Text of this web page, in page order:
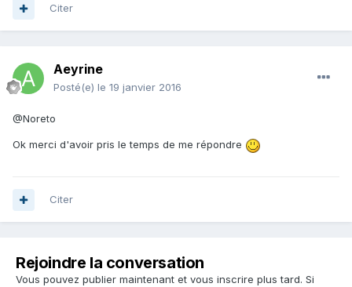
Citer
Aeyrine
Posté(e) le 19 janvier 2016
@Noreto
Ok merci d'avoir pris le temps de me répondre
Citer
Rejoindre la conversation
Vous pouvez publier maintenant et vous inscrire plus tard. Si